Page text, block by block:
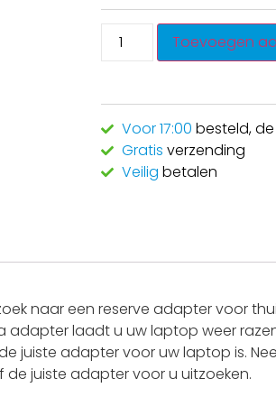
Toevoegen
Voor 17:00 besteld, de
Gratis verzending
Veilig betalen
naar een reserve adapter voor
adapter laadt u uw laptop weer
juiste adapter voor uw laptop is.
de juiste adapter voor u uitzoeken.